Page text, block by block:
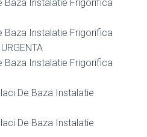
Baza Instalatie Frigorifica
Baza Instalatie Frigorifica
Baza Instalatie Frigorifica
De Baza Instalatie
De Baza Instalatie